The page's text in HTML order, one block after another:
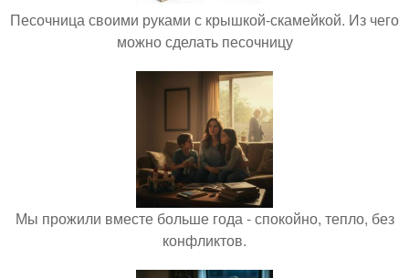
Песочница своими руками с крышкой-скамейкой. Из чего
можно сделать песочницу
Мы прожили вместе больше года - спокойно, тепло, без
конфликтов.